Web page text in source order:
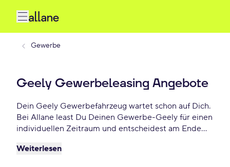
Gewerbe
Geely Gewerbeleasing Angebote
Dein Geely Gewerbefahrzeug wartet schon auf Dich.
Bei Allane least Du Deinen Gewerbe-Geely für einen
individuellen Zeitraum und entscheidest am Ende
zurückgeben willst. Finde das perfekte Geely
Weiterlesen